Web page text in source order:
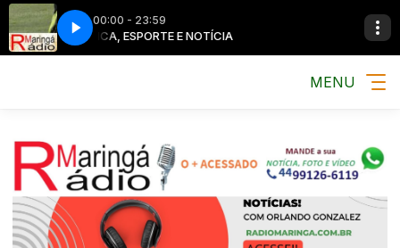
00:00 - 23:59
MÚSICA, ESPORTE E NOTÍCIA MÚSICA,
MENU